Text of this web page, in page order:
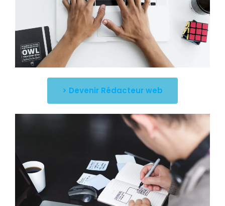
> Devenir Rédacteur web